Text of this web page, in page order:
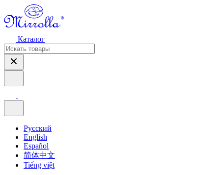
Каталог
Русский
English
Español
简体中文
Tiếng việt